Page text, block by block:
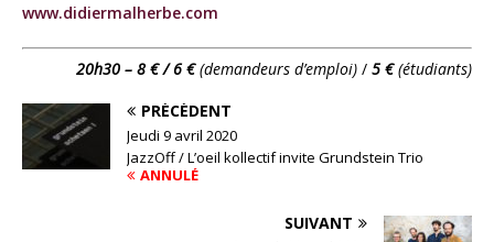
www.didiermalherbe.com
20h30 – 8 € / 6 € (demandeurs d’emploi) / 5 € (étudiants)
PRÉCÉDENT
Jeudi 9 avril 2020
JazzOff / L’oeil kollectif invite Grundstein Trio
ANNULÉ
SUIVANT